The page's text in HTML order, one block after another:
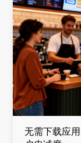
无需下载应